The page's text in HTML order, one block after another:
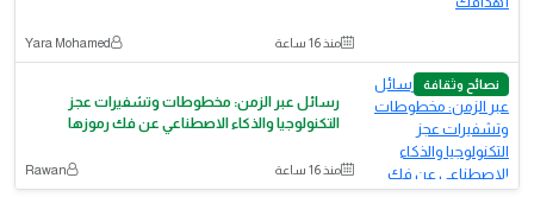
منذ 16 ساعة Yara Mohamed
نصائح وثقافة
رسائل عبر الزمن: مخطوطات وتشفيرات عجز
التكنولوجيا والذكاء الاصطناعي عن فك رموزها
منذ 16 ساعة Rawan